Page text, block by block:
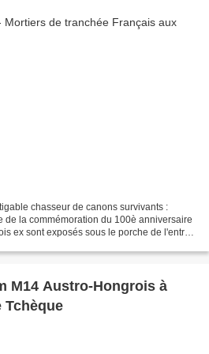
chasseur de canons survivants :
de la commémoration du 100è anniversaire
ex sont exposés sous le porche de l'entrée
M14 Austro-Hongrois à
Tchèque